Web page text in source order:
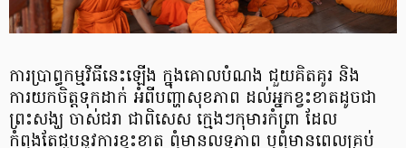
ការប្រាព្ធកម្មវិធីនេះឡើង ក្នុងគោលបំណង ជួយគិតគូរ និង
ការយកចិត្តទុកដាក់ អំពីបញ្ហាសុខភាព ដល់អ្នកខ្វះខាតដូចជា
ព្រះសង្ឃ ចាស់ជរា ជាពិសេស ក្មេងៗកុមារកំព្រា ដែល
កំពុងតែជួបនូវការខ្វះខាត ពុំមានលទ្ធភាព ឬពុំមានពេលគ្រប់